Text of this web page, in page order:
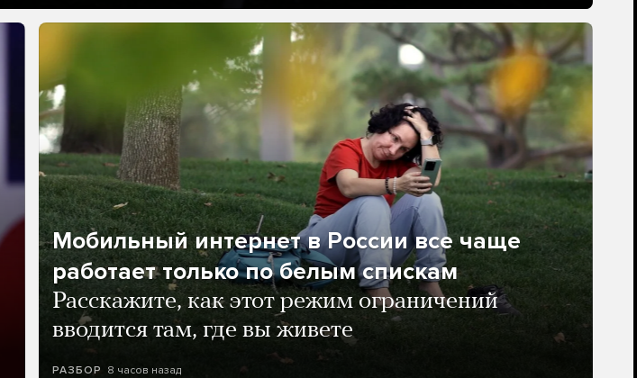
Мобильный интернет в России все чаще
работает только по белым спискам
Расскажите, как этот режим ограничений
вводится там, где вы живете
РАЗБОР 8 часов назад